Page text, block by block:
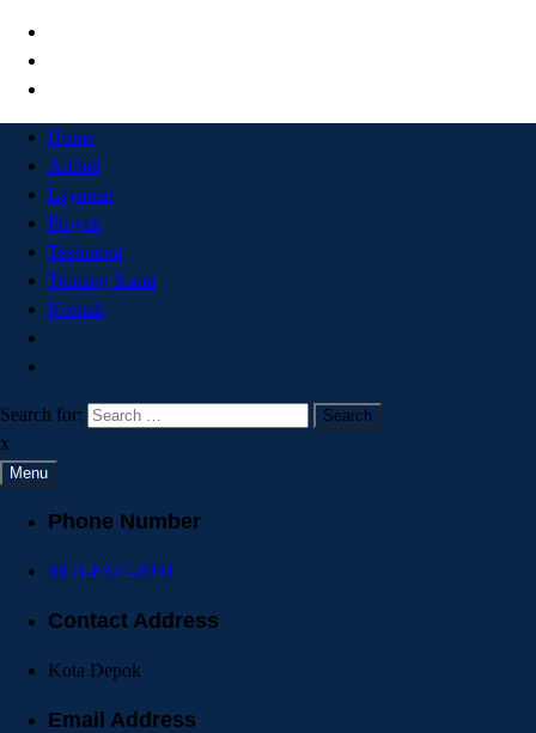
Home
Artikel
Layanan
Proyek
Testimoni
Tentang Kami
Kontak
Search for:
x
Menu
Phone Number
0851-8327-8991
Contact Address
Kota Depok
Email Address